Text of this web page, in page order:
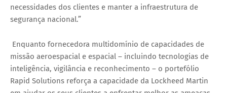
necessidades dos clientes e manter a infraestrutura de
segurança nacional.”
Enquanto fornecedora multidomínio de capacidades de
missão aeroespacial e espacial – incluindo tecnologias de
inteligência, vigilância e reconhecimento – o portefólio
Rapid Solutions reforça a capacidade da Lockheed Martin